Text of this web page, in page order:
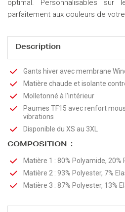
optimal. Personnalisables sur
parfaitement aux couleurs de
Description
Gants hiver avec membrane
Matière chaude et isolante
Molletonné à l'intérieur
Paumes TF15 avec renfort
vibrations
Disponible du XS au 3XL
COMPOSITION :
Matière 1 : 80% Polyamide, 20%
Matière 2 : 93% Polyester, 7%
Matière 3 : 87% Polyester, 13%